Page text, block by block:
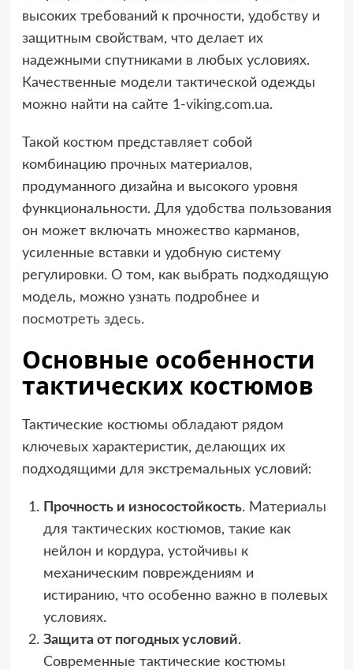
высоких требований к прочности, удобству и
защитным свойствам, что делает их
надежными спутниками в любых условиях.
Качественные модели тактической одежды
можно найти на сайте 1-viking.com.ua.
Такой костюм представляет собой
комбинацию прочных материалов,
продуманного дизайна и высокого уровня
функциональности. Для удобства пользования
он может включать множество карманов,
усиленные вставки и удобную систему
регулировки. О том, как выбрать подходящую
модель, можно узнать подробнее и
посмотреть здесь.
Основные особенности
тактических костюмов
Тактические костюмы обладают рядом
ключевых характеристик, делающих их
подходящими для экстремальных условий:
Прочность и износостойкость. Материалы
для тактических костюмов, такие как
нейлон и кордура, устойчивы к
механическим повреждениям и
истиранию, что особенно важно в полевых
условиях.
Защита от погодных условий.
Современные тактические костюмы